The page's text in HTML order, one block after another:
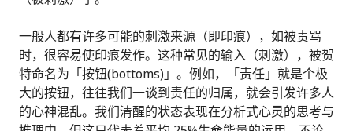
一般人都有许多可能的刺激来源（即印痕），如被责骂
时，很容易使印痕发作。这种常见的输入（刺激），被贺
特命名为「按钮(bottoms)」。例如，「责任」就是个极
大的按钮，往往我们一谈到责任的归属，就​​会引发许多人
的心神混乱。我们清醒的状态表现在分析式心灵的思考与